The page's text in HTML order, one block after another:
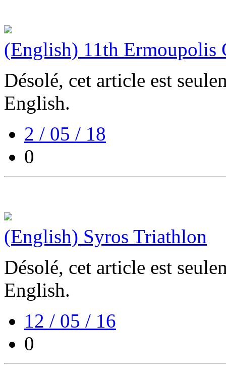
(English) 11th Ermoupolis
Désolé, cet article est
English.
2 / 05 / 18
0
(English) Syros Triathlon
Désolé, cet article est
English.
12 / 05 / 16
0